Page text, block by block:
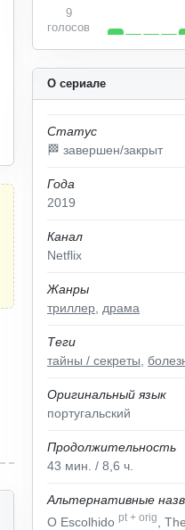
О сериале
Статус
🏁 завершен/закрыт
Года
2019
Канал
Netflix
Жанры
триллер драма
Теги
тайны / секреты
Оригинальный язык
португальский
Продолжительность
43 мин. / 8,6 ч.
Альтернативные
O Escolhido pt + orig ,
9
голосов